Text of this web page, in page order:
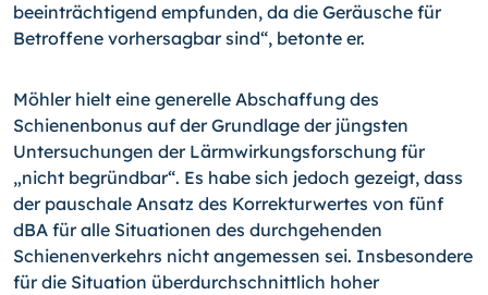
beeinträchtigend empfunden, da die Geräusche für
Betroffene vorhersagbar sind“, betonte er.
Möhler hielt eine generelle Abschaffung des
Schienenbonus auf der Grundlage der jüngsten
Untersuchungen der Lärmwirkungsforschung für
„nicht begründbar“. Es habe sich jedoch gezeigt, dass
der pauschale Ansatz des Korrekturwertes von fünf
dBA für alle Situationen des durchgehenden
Schienenverkehrs nicht angemessen sei. Insbe­sondere
für die Situation überdurchschnittlich hoher